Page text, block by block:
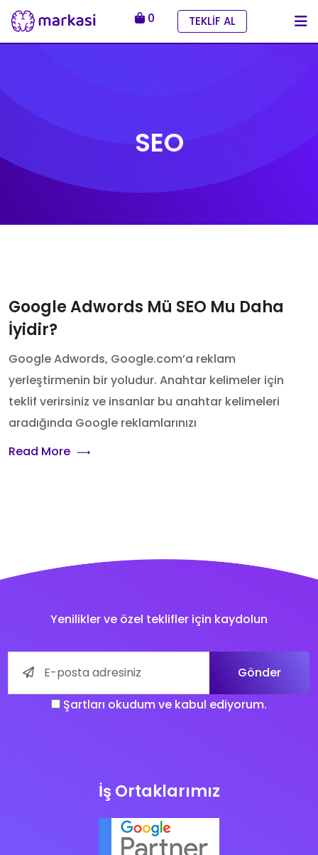
Skip
to
TEKLİF AL
0
SEO
Google Adwords Mü SEO Mu Daha
İyidir?
Google Adwords, Google.com’a reklam
yerleştirmenin bir yoludur. Anahtar kelimeler için
teklif verirsiniz ve insanlar bu anahtar kelimeleri
aradığında Google reklamlarınızı
Read More
Yenilikler ve özel teklifler için kaydolun
Gönder
Şartları okudum ve kabul ediyorum.
İş Ortaklarımız